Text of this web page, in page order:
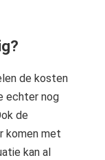
de kosten
echter nog
de
komen met
kan al